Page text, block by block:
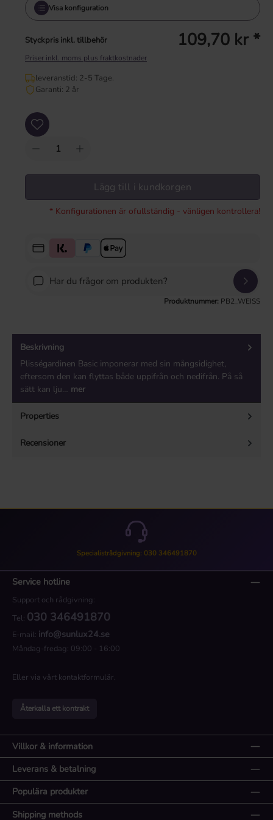
Visa konfiguration
Styckpris inkl. tillbehör 109,70 kr *
Priser inkl. moms plus fraktkostnader
leveranstid: 2-5 Tage.
Garanti: 2 år
Produktkvantitet: Ange önskat värde eller använd knapparna för att öka eller
Lägg till i kundkorgen
* Konfigurationen är ofullständig - vänligen kontrollera!
Har du frågor om produkten?
Produktnummer: PB2_WEISS
Beskrivning
Plisségardinen Basic imponerar med sin mångsidighet,
eftersom den kan flyttas både uppifrån och nedifrån. På så
sätt kan lju… mer
Properties
Recensioner
Specialistrådgivning: 030 346491870
Service hotline
Support och rådgivning:
Tel: 030 346491870
E-mail: info@sunlux24.se
Måndag-fredag: 09:00 - 16:00
Eller via vårt kontaktformulär.
Återkalla ett kontrakt
Villkor & information
Leverans & betalning
Populära produkter
Shipping methods